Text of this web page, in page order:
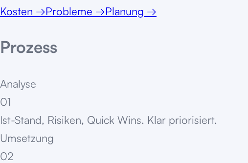
Kosten →Probleme →Planung →
Prozess
Analyse
01
Ist-Stand, Risiken, Quick Wins. Klar priorisiert.
Umsetzung
02